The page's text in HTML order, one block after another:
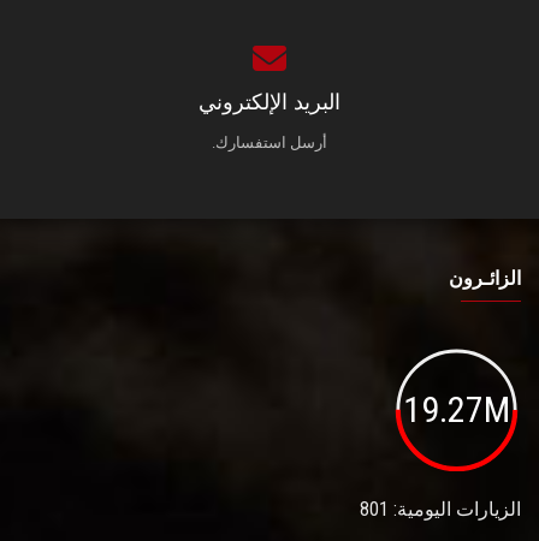
البريد الإلكتروني
أرسل استفسارك.
الزائـرون
19.27M
الزيارات اليومية: 801